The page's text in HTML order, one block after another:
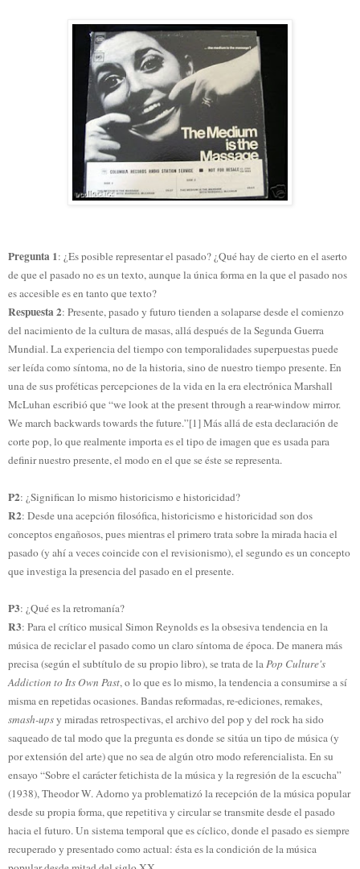
Pregunta 1: ¿Es posible representar el pasado? ¿Qué hay de cierto en el aserto
de que el pasado no es un texto, aunque la única forma en la que el pasado nos
es accesible es en tanto que texto?
Respuesta 2: Presente, pasado y futuro tienden a solaparse desde el comienzo
del nacimiento de la cultura de masas, allá después de la Segunda Guerra
Mundial. La experiencia del tiempo con temporalidades superpuestas puede
ser leída como síntoma, no de la historia, sino de nuestro tiempo presente. En
una de sus proféticas percepciones de la vida en la era electrónica Marshall
McLuhan escribió que “we look at the present through a rear-window mirror.
We march backwards towards the future.”[1] Más allá de esta declaración de
corte pop, lo que realmente importa es el tipo de imagen que es usada para
definir nuestro presente, el modo en el que se éste se representa.
P2: ¿Significan lo mismo historicismo e historicidad?
R2: Desde una acepción filosófica, historicismo e historicidad son dos
conceptos engañosos, pues mientras el primero trata sobre la mirada hacia el
pasado (y ahí a veces coincide con el revisionismo), el segundo es un concepto
que investiga la presencia del pasado en el presente.
P3: ¿Qué es la retromanía?
R3: Para el crítico musical Simon Reynolds es la obsesiva tendencia en la
música de reciclar el pasado como un claro síntoma de época. De manera más
precisa (según el subtítulo de su propio libro), se trata de laPop Culture's
Addiction to Its Own Past, o lo que es lo mismo, la tendencia a consumirse a sí
misma en repetidas ocasiones. Bandas reformadas, re-ediciones, remakes,
smash-upsy miradas retrospectivas, el archivo del pop y del rock ha sido
saqueado de tal modo que la pregunta es donde se sitúa un tipo de música (y
por extensión del arte) que no sea de algún otro modo referencialista. En su
ensayo “Sobre el carácter fetichista de la música y la regresión de la escucha”
(1938), Theodor W. Adorno ya problematizó la recepción de la música popular
desde su propia forma, que repetitiva y circular se transmite desde el pasado
hacia el futuro. Un sistema temporal que es cíclico, donde el pasado es siempre
recuperado y presentado como actual: ésta es la condición de la música